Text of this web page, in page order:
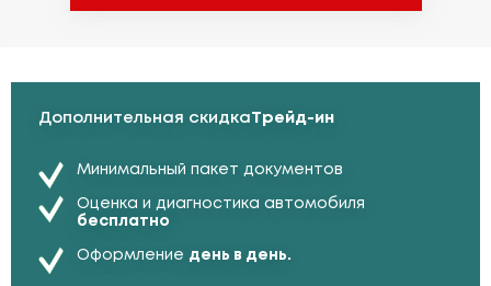
Дополнительная скидкаТрейд-ин
Минимальный пакет документов
Оценка и диагностика автомобиля
бесплатно
Оформление день в день.